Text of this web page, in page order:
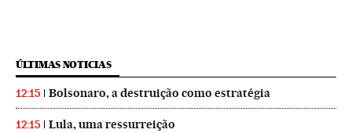
ÚLTIMAS NOTICIAS
12:15 Bolsonaro, a destruição como estratégia
12:15 Lula, uma ressurreição